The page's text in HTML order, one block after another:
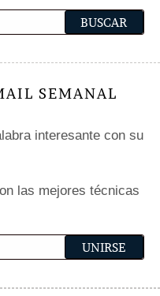
SEMANAL
interesante con su
las mejores técnicas